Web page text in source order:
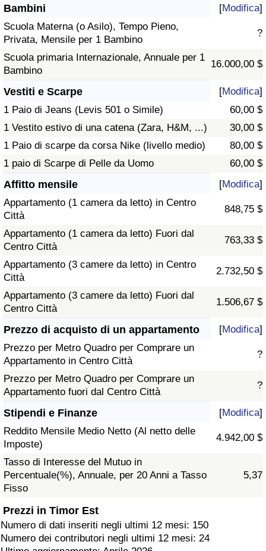
Bambini [Modifica]
Scuola Materna (o Asilo), Tempo Pieno,
Privata, Mensile per 1 Bambino
?
Scuola primaria Internazionale, Annuale per 1
Bambino
16.000,00 $
Vestiti e Scarpe [Modifica]
1 Paio di Jeans (Levis 501 o Simile)
60,00 $
1 Vestito estivo di una catena (Zara, H&M, ...)
30,00 $
1 Paio di scarpe da corsa Nike (livello medio)
80,00 $
1 paio di Scarpe di Pelle da Uomo
60,00 $
Affitto mensile [Modifica]
Appartamento (1 camera da letto) in Centro
Città
848,75 $
Appartamento (1 camera da letto) Fuori dal
Centro Città
763,33 $
Appartamento (3 camere da letto) in Centro
Città
2.732,50 $
Appartamento (3 camere da letto) Fuori dal
Centro Città
1.506,67 $
Prezzo di acquisto di un appartamento [Modifica]
Prezzo per Metro Quadro per Comprare un
Appartamento in Centro Città
?
Prezzo per Metro Quadro per Comprare un
Appartamento fuori dal Centro Città
?
Stipendi e Finanze [Modifica]
Reddito Mensile Medio Netto (Al netto delle
Imposte)
4.942,00 $
Tasso di Interesse del Mutuo in
Percentuale(%), Annuale, per 20 Anni a Tasso
Fisso
5,37
Prezzi in Timor Est
Numero di dati inseriti negli ultimi 12 mesi: 150
Numero dei contributori negli ultimi 12 mesi: 24